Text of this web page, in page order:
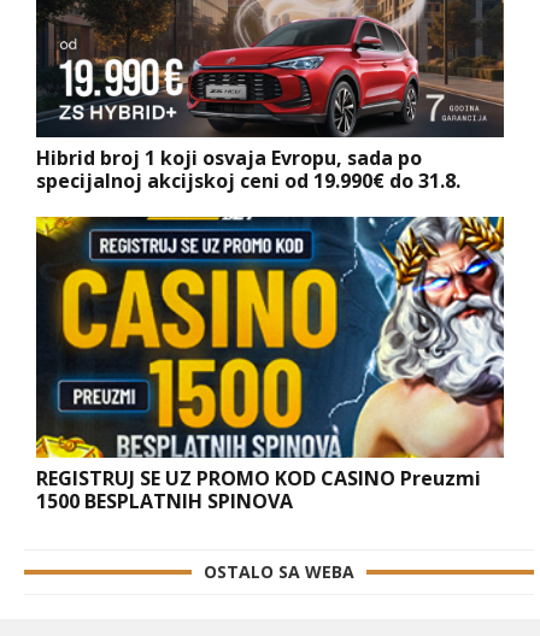
Hibrid broj 1 koji osvaja Evropu, sada po
specijalnoj akcijskoj ceni od 19.990€ do 31.8.
REGISTRUJ SE UZ PROMO KOD CASINO Preuzmi
1500 BESPLATNIH SPINOVA
OSTALO SA WEBA